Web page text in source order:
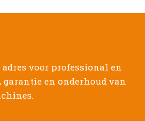
voor professional en
en onderhoud van